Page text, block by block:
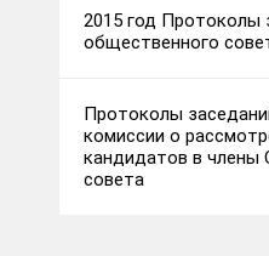
2015 год Протоколы
общественного
Протоколы
комиссии о
кандидатов в члены
совета